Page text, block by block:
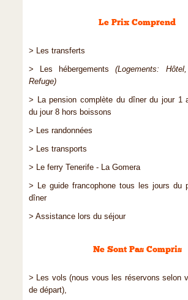
Le Prix Comprend
> Les transferts
> Les hébergements(Logements:
Refuge)
> La pension complète du dîner du jour 1
du jour 8 hors boissons
> Les randonnées
> Les transports
> Le ferry Tenerife - La Gomera
> Le guide francophone tous les jours du
dîner
> Assistance lors du séjour
Ne Sont Pas Compris
> Les vols (nous vous les réservons selon
de départ),